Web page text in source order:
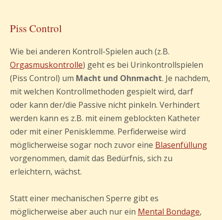
Piss Control
Wie bei anderen Kontroll-Spielen auch (z.B.
Orgasmuskontrolle) geht es bei Urinkontrollspielen
(Piss Control) um Macht und Ohnmacht. Je nachdem,
mit welchen Kontrollmethoden gespielt wird, darf
oder kann der/die Passive nicht pinkeln. Verhindert
werden kann es z.B. mit einem geblockten Katheter
oder mit einer Penisklemme. Perfiderweise wird
möglicherweise sogar noch zuvor eine Blasenfüllung
vorgenommen, damit das Bedürfnis, sich zu
erleichtern, wächst.
Statt einer mechanischen Sperre gibt es
möglicherweise aber auch nur ein Mental Bondage,